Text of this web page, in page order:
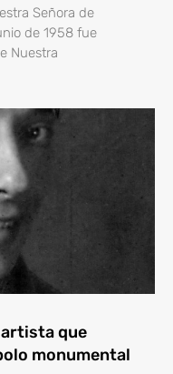
Señora de
de 1958 fue
Nuestra
artista que
monumental